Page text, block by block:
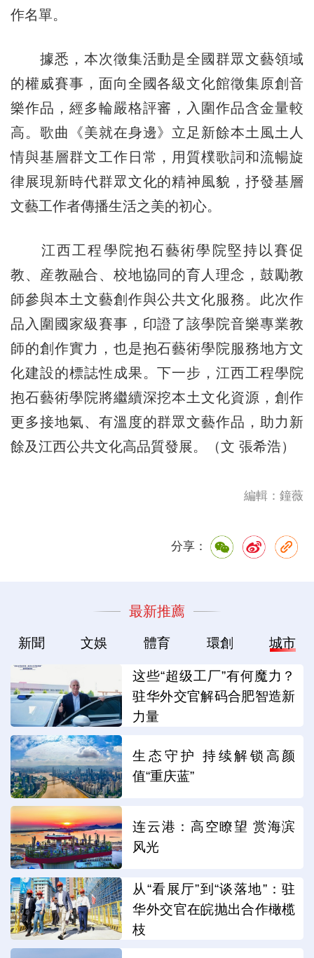
作名單。
據悉，本次徵集活動是全國群眾文藝領域
的權威賽事，面向全國各級文化館徵集原創音
樂作品，經多輪嚴格評審，入圍作品含金量較
高。歌曲《美就在身邊》立足新餘本土風土人
情與基層群文工作日常，用質樸歌詞和流暢旋
律展現新時代群眾文化的精神風貌，抒發基層
文藝工作者傳播生活之美的初心。
江西工程學院抱石藝術學院堅持以賽促
教、産教融合、校地協同的育人理念，鼓勵教
師參與本土文藝創作與公共文化服務。此次作
品入圍國家級賽事，印證了該學院音樂專業教
師的創作實力，也是抱石藝術學院服務地方文
化建設的標誌性成果。下一步，江西工程學院
抱石藝術學院將繼續深挖本土文化資源，創作
更多接地氣、有溫度的群眾文藝作品，助力新
餘及江西公共文化高品質發展。（文 張希浩）
編輯：鐘薇
分享：
最新推薦
新聞 文娛 體育 環創 城市
这些“超级工厂”有何魔力？
驻华外交官解码合肥智造新
力量
生态守护 持续解锁高颜
值“重庆蓝”
连云港：高空瞭望 赏海滨
风光
从“看展厅”到“谈落地”：驻
华外交官在皖抛出合作橄榄
枝